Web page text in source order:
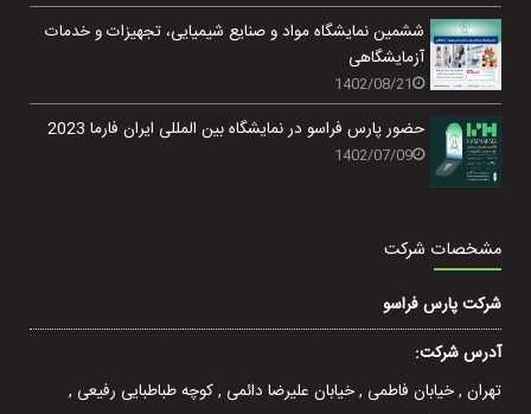
ششمین نمایشگاه مواد و صنایع شیمیایی، تجهیزات و خدمات
آزمایشگاهی
1402/08/21
حضور پارس فراسو در نمایشگاه بین المللی ایران فارما 2023
1402/07/09
مشخصات شرکت
شرکت پارس فراسو
آدرس شرکت:
تهران , خيابان فاطمی , خیابان عليرضا دائمی , کوچه طباطبایی رفيعی ,